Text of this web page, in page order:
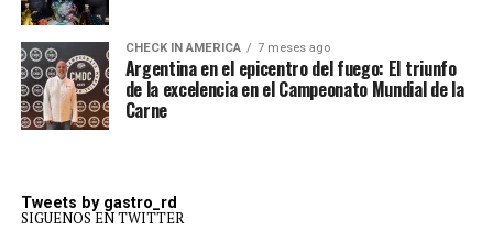
CHECK IN AMERICA 7 meses ago
Argentina en el epicentro del fuego: El triunfo
de la excelencia en el Campeonato Mundial de la
Carne
Tweets by gastro_rd
SIGUENOS EN TWITTER